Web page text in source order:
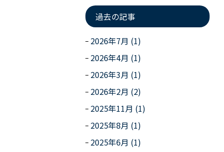
過去の記事
2026年7月 (1)
2026年4月 (1)
2026年3月 (1)
2026年2月 (2)
2025年11月 (1)
2025年8月 (1)
2025年6月 (1)